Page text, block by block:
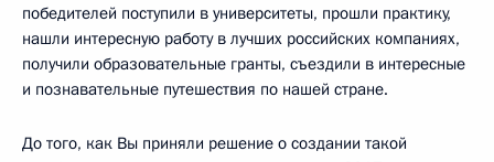
победителей поступили в университеты, прошли практику,
нашли интересную работу в лучших российских компаниях,
получили образовательные гранты, съездили в интересные
и познавательные путешествия по нашей стране.
До того, как Вы приняли решение о создании такой